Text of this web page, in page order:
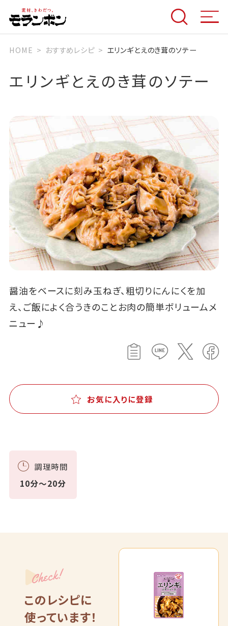
HOME おすすめレシピ エリンギとえのき茸のソテー
エリンギとえのき茸のソテー
醤油をベースに刻み玉ねぎ、粗切りにんにくを加
え、ご飯によく合うきのことお肉の簡単ボリュームメ
ニュー♪
お気に入りに登録
調理時間
10分～20分
Check!
このレシピに
使っています！